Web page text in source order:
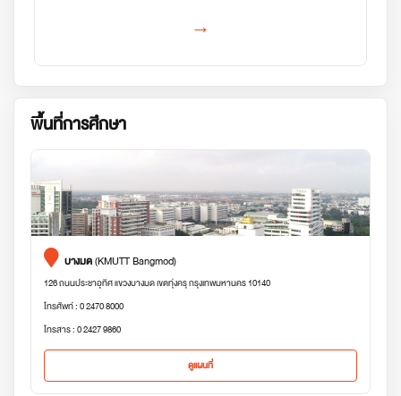
→
พื้นที่การศึกษา
บางมด(KMUTT Bangmod)
126 ถนนประชาอุทิศ แขวงบางมด เขตทุ่งครุ กรุงเทพมหานคร 10140
โทรศัพท์ : 0 2470 8000
โทรสาร : 0 2427 9860
ดูแผนที่